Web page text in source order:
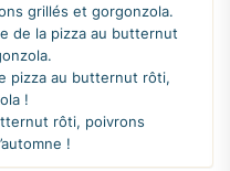
grillés et gorgonzola.
de la pizza au butternut
pizza au butternut rôti,
!
rôti, poivrons
!